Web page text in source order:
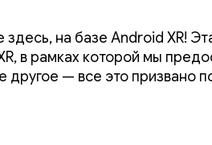
здесь, на базе Android XR!
в рамках которой мы
— все это призвано
для Android XR.